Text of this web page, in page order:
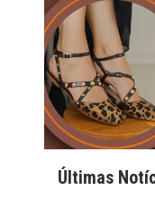
Últimas